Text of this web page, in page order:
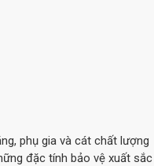
phụ gia và cát chất lượng
đặc tính bảo vệ xuất sắc